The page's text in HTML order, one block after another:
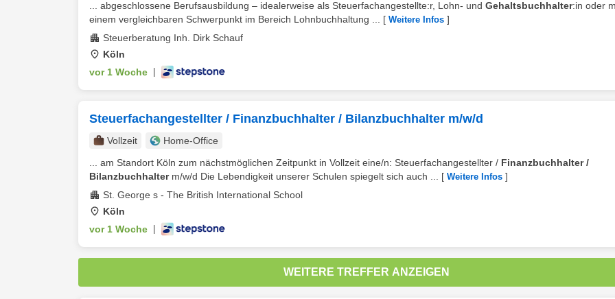
... abgeschlossene Berufsausbildung – idealerweise als Steuerfachangestellte:r, Lohn- und Gehaltsbuchhalter:in oder
einem vergleichbaren Schwerpunkt im Bereich Lohnbuchhaltung ...
[ Weitere Infos ]
Steuerberatung Inh. Dirk Schauf
Köln
vor 1 Woche
Steuerfachangestellter / Finanzbuchhalter / Bilanzbuchhalter m/w/d
Vollzeit
Home-Office
... am Standort Köln zum nächstmöglichen Zeitpunkt in Vollzeit eine/n: Steuerfachangestellter / Finanzbuchhalter /
Bilanzbuchhalterm/w/d Die Lebendigkeit unserer Schulen spiegelt sich auch ... [ Weitere Infos ]
St. George s - The British International School
Köln
vor 1 Woche
WEITERE TREFFER ANZEIGEN